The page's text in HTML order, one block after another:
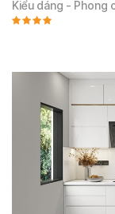
Kiểu dáng - Phong